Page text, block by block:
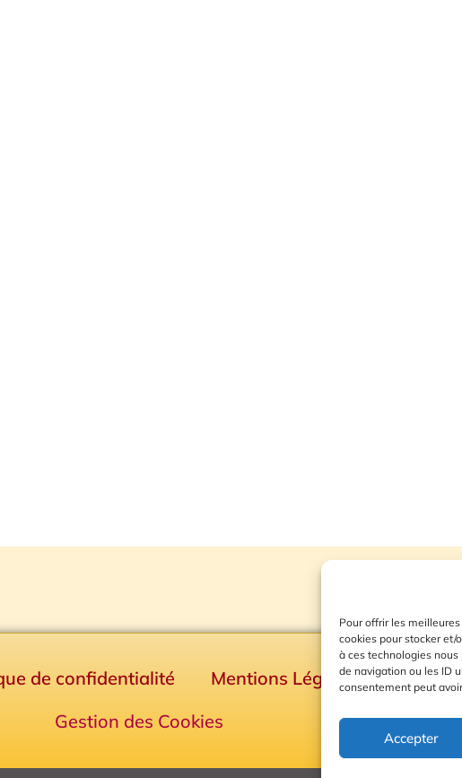
Pour offrir les
cookies pour stocker et/
à ces technologies
de navigation ou les ID
consentement peut
Accepter
de confidentialité Mentions Légales
Plan du
Gestion des Cookies